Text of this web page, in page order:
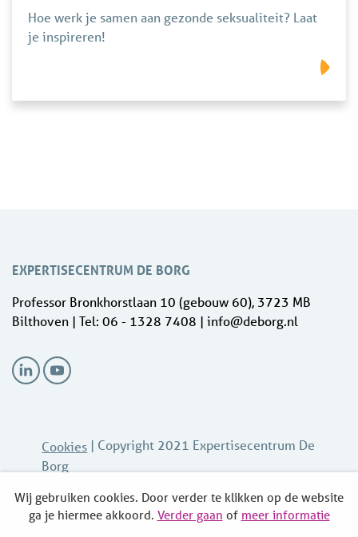
Hoe werk je samen aan gezonde seksualiteit? Laat
je inspireren!
Wij gebruiken cookies. Door verder te klikken op de website
ga je hiermee akkoord. Verder gaan of meer informatie
EXPERTISECENTRUM DE BORG
Professor Bronkhorstlaan 10 (gebouw 60), 3723 MB
Bilthoven | Tel: 06 - 1328 7408 | info@deborg.nl
Cookies | Copyright 2021 Expertisecentrum De
Borg